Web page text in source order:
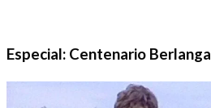
Especial: Centenario Berlanga